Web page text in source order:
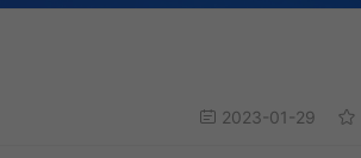
2023-01-29